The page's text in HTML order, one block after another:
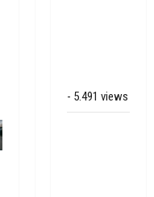
- 5.491 views